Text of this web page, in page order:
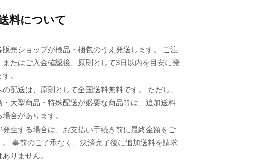
料について
販売ショップが検品・梱包のうえ発送します。 ご注
またはご入金確認後、原則として3日以内を目安に発
。
の配送は、原則として全国送料無料です。 ただし、
・大型商品・特殊配送が必要な商品等は、追加送料
合があります。
発生する場合は、お支払い手続き前に最終金額をご
。 事前のご了承なく、決済完了後に追加送料を請求
りません。